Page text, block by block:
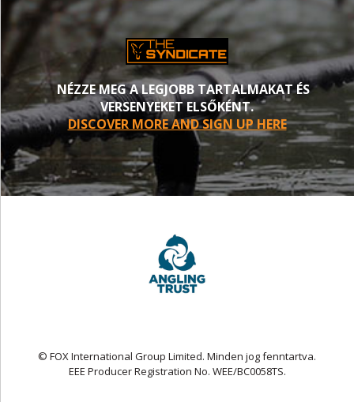
NÉZZE MEG A LEGJOBB TARTALMAKAT ÉS
VERSENYEKET ELSŐKÉNT.
DISCOVER MORE AND SIGN UP HERE
© FOX International Group Limited. Minden jog fenntartva.
EEE Producer Registration No. WEE/BC0058TS.